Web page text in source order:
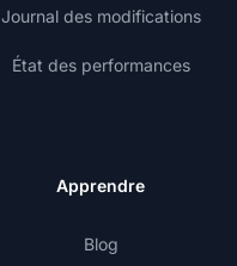
Journal des modifications
État des performances
Apprendre
Blog